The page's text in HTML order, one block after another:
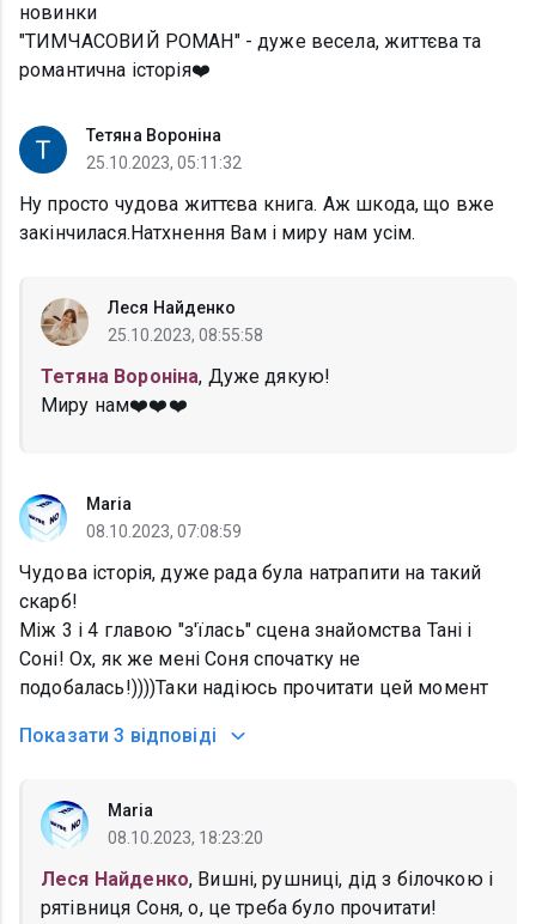
новинки
"ТИМЧАСОВИЙ РОМАН" - дуже весела, життєва та
романтична історія❤️
Тетяна Вороніна
25.10.2023, 05:11:32
Ну просто чудова життєва книга. Аж шкода, що вже
закінчилася.Натхнення Вам і миру нам усім.
Леся Найденко
25.10.2023, 08:55:58
Тетяна Вороніна, Дуже дякую!
Миру нам❤️❤️❤️
Maria
08.10.2023, 07:08:59
Чудова історія, дуже рада була натрапити на такий
скарб!
Між 3 і 4 главою "з'їлась" сцена знайомства Тані і
Соні! Ох, як же мені Соня спочатку не
подобалась!))))Таки надіюсь прочитати цей момент
Показати 3 відповіді
Maria
08.10.2023, 18:23:20
Леся Найденко, Вишні, рушниці, дід з білочкою і
рятівниця Соня, о, це треба було прочитати!